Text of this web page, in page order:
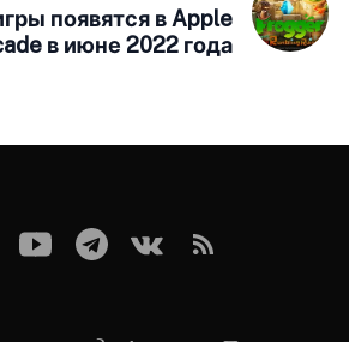
появятся в Apple
в июне 2022 года